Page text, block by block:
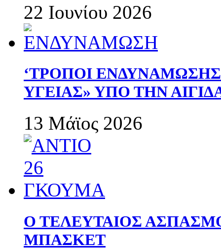
22 Ιουνίου 2026
‘ΤΡΟΠΟΙ
ΥΓΕΙΑΣ» ΥΠΟ ΤΗΝ
13 Μάϊος 2026
Ο ΤΕΛΕΥΤΑΙΟΣ
ΜΠΑΣΚΕΤ